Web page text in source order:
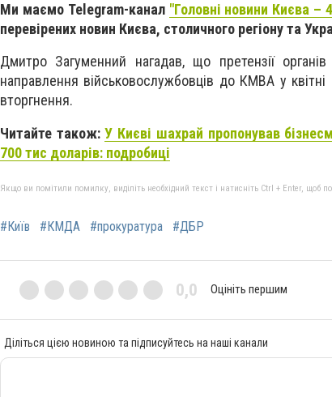
Ми маємо Telegram-канал "Головні новини Києва –
перевірених новин Києва, столичного регіону та
Дмитро Загуменний нагадав, що претензії
направлення військовослужбовців до КМВА у
вторгнення.
Читайте також:У Києві шахрай пропонував
700 тис доларів: подробиці
Якщо ви помітили помилку, виділіть необхідний текст і натисніть Ctrl + Enter, щоб
#Київ #КМДА #прокуратура #ДБР
0,0 Оцініть першим
Діліться цією новиною та підписуйтесь на наші канали